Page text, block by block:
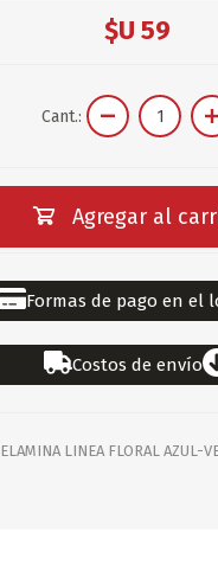
$U 59
Cant.:
Agregar al
Formas de pago en el
Costos de envío
LINEA FLORAL AZUL-